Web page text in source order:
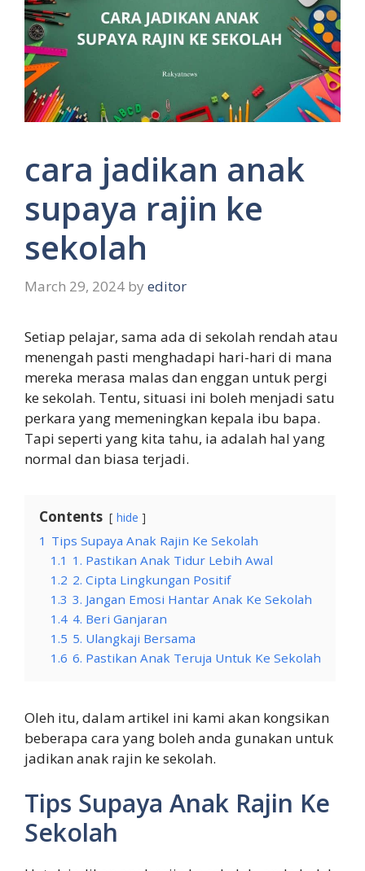
cara jadikan anak
supaya rajin ke
sekolah
March 29, 2024 by editor
Setiap pelajar, sama ada di sekolah rendah atau
menengah pasti menghadapi hari-hari di mana
mereka merasa malas dan enggan untuk pergi
ke sekolah. Tentu, situasi ini boleh menjadi satu
perkara yang memeningkan kepala ibu bapa.
Tapi seperti yang kita tahu, ia adalah hal yang
normal dan biasa terjadi.
Contents hide
1 Tips Supaya Anak Rajin Ke Sekolah
1.1 1. Pastikan Anak Tidur Lebih Awal
1.2 2. Cipta Lingkungan Positif
1.3 3. Jangan Emosi Hantar Anak Ke Sekolah
1.4 4. Beri Ganjaran
1.5 5. Ulangkaji Bersama
1.6 6. Pastikan Anak Teruja Untuk Ke Sekolah
Oleh itu, dalam artikel ini kami akan kongsikan
beberapa cara yang boleh anda gunakan untuk
jadikan anak rajin ke sekolah.
Tips Supaya Anak Rajin Ke
Sekolah